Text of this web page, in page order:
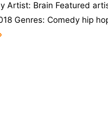
Artist: Brain Featured
Genres: Comedy hip